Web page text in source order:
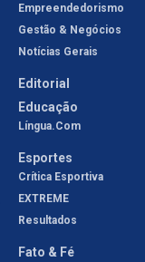
Empreendedorismo
Gestão & Negócios
Notícias Gerais
Editorial
Educação
Língua.com
Esportes
Crítica Esportiva
EXTREME
Resultados
Fato & Fé